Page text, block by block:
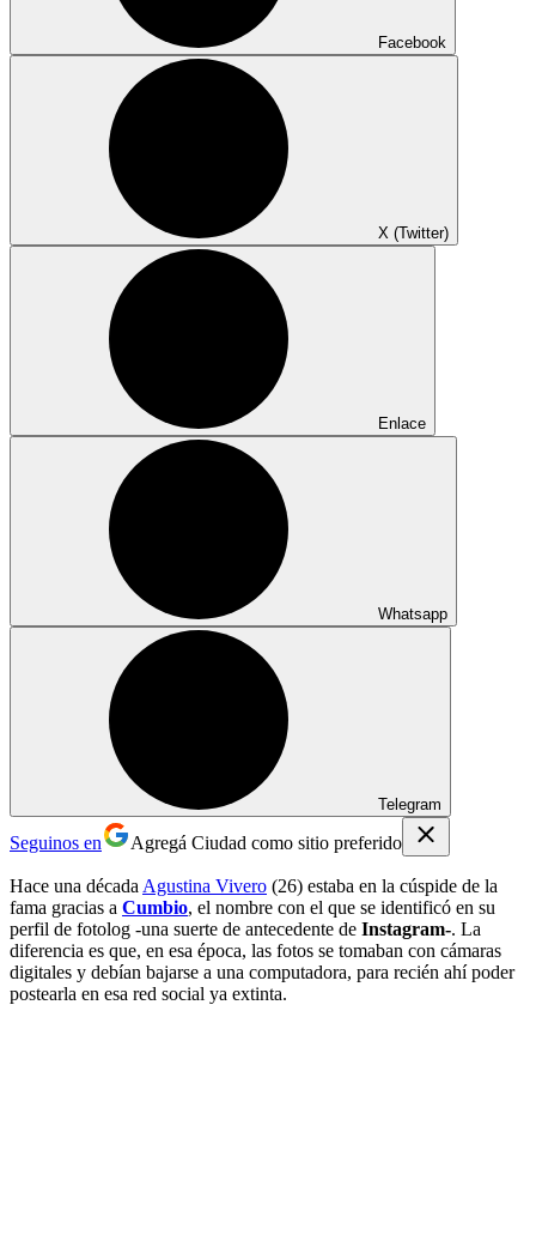
Facebook
X (Twitter)
Enlace
Whatsapp
Telegram
Seguinos en Agregá Ciudad como sitio preferido
Hace una década Agustina Vivero (26) estaba en la cúspide de la
fama gracias a Cumbio, el nombre con el que se identificó en su
perfil de fotolog -una suerte de antecedente de Instagram-. La
diferencia es que, en esa época, las fotos se tomaban con cámaras
digitales y debían bajarse a una computadora, para recién ahí poder
postearla en esa red social ya extinta.